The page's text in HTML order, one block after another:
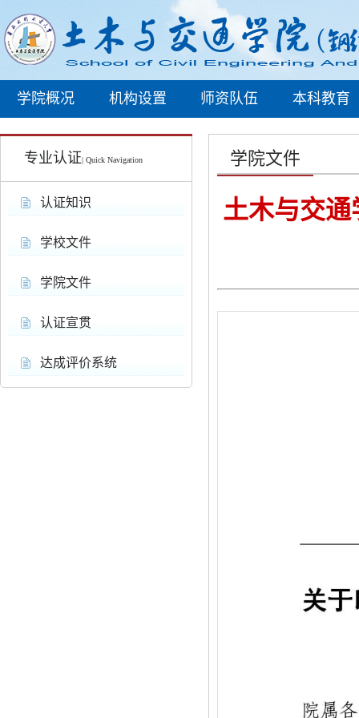
学院概况 机构设置 师资队伍 本科教育
专业认证| Quick Navigation
认证知识
学校文件
学院文件
认证宣贯
达成评价系统
学院文件
土木与交